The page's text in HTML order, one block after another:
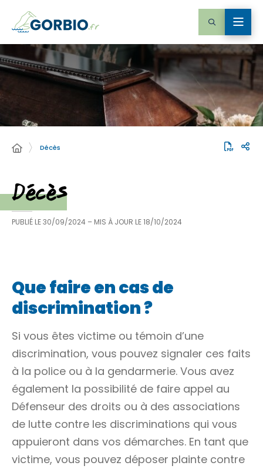
Décès
Décès
PUBLIÉ LE30/09/2024 – MIS À JOUR LE18/10/2024
Que faire en cas de
discrimination ?
Si vous êtes victime ou témoin d’une
discrimination, vous pouvez signaler ces faits
à la police ou à la gendarmerie. Vous avez
également la possibilité de faire appel au
Défenseur des droits ou à des associations
de lutte contre les discriminations qui vous
appuieront dans vos démarches. En tant que
victime, vous pouvez déposer plainte contre